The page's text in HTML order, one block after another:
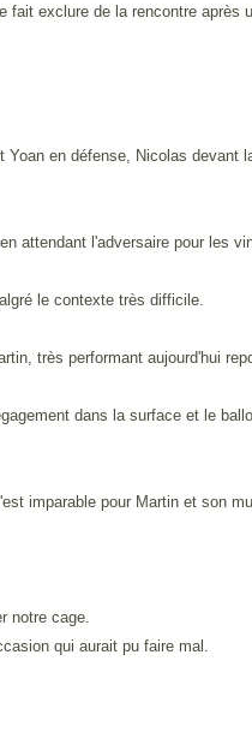
exclure de la rencontre après
en défense, Nicolas devant
attendant l'adversaire pour les
le contexte très difficile.
très performant aujourd'hui
dans la surface et le
imparable pour Martin et son
notre cage.
qui aurait pu faire mal.